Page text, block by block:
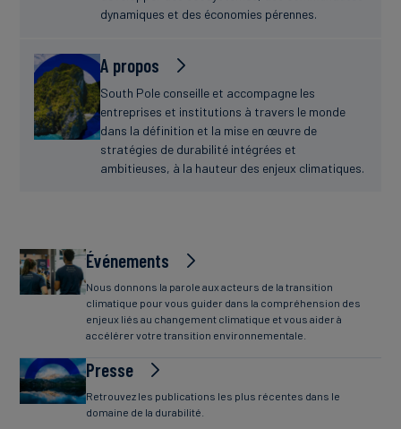
dynamiques et des économies pérennes.
A propos
South Pole conseille et accompagne les
entreprises et institutions à travers le monde
dans la définition et la mise en œuvre de
stratégies de durabilité intégrées et
ambitieuses, à la hauteur des enjeux climatiques.
Événements
Nous donnons la parole aux acteurs de la transition
climatique pour vous guider dans la compréhension des
enjeux liés au changement climatique et vous aider à
accélérer votre transition environnementale.
Presse
Retrouvez les publications les plus récentes dans le
domaine de la durabilité.